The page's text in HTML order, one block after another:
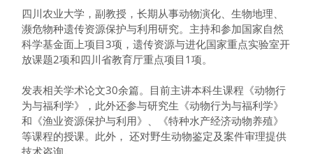
四川农业大学，副教授，长期从事动物演化、生物地理、
濒危物种遗传资源保护与利用研究。主持和参加国家自然
科学基金面上项目3项，遗传资源与进化国家重点实验室开
放课题2项和四川省教育厅重点项目1项。
发表相关学术论文30余篇。目前主讲本科生课程《动物行
为与福利学》，此外还参与研究生《动物行为与福利学》
和《渔业资源保护与利用》、《特种水产经济动物养殖》
等课程的授课。此外， 还对野生动物鉴定及案件审理提供
技术咨询。